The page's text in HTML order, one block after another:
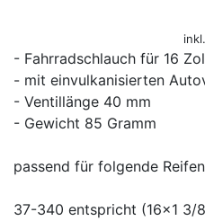
- Fahrradschlauch für 16
- mit einvulkanisierten
- Ventillänge 40 mm
- Gewicht 85 Gramm
passend für folgende
37-340 entspricht (16x1 3/